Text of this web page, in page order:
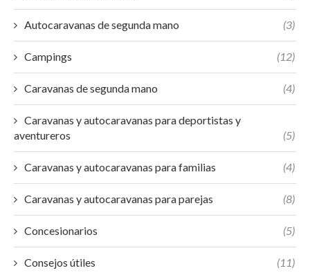
Autocaravanas de segunda mano (3)
Campings (12)
Caravanas de segunda mano (4)
Caravanas y autocaravanas para deportistas y
aventureros
(5)
Caravanas y autocaravanas para familias (4)
Caravanas y autocaravanas para parejas (8)
Concesionarios (5)
Consejos útiles (11)